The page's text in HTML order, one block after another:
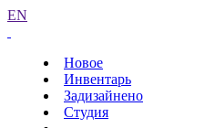
EN
Новое
Инвентарь
Задизайнено
Студия